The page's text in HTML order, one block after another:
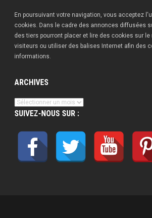
En poursuivant votre navigation, vous acceptez
cookies. Dans le cadre des annonces diffusées
des tiers pourront placer et lire des cookies sur le
visiteurs ou utiliser des balises Internet afin des
informations.
ARCHIVES
Archives
SUIVEZ-NOUS SUR :